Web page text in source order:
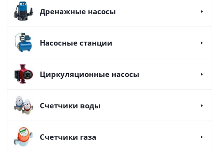
Дренажные насосы
Насосные станции
Циркуляционные насосы
Счетчики воды
Счетчики газа